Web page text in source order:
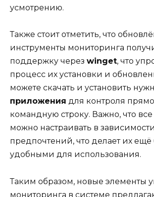
усмотрению.
Также стоит отметить, что
инструменты мониторинга
поддержку через winget, что
процесс их установки и
можете скачать и установить
приложения для контроля
командную строку. Важно, что
можно настраивать в
предпочтений, что делает их ещё
удобными для использования.
Таким образом, новые элементы
мониторинга в системе